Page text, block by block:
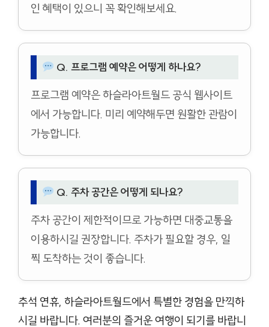
인 혜택이 있으니 꼭 확인해보세요.
Q. 프로그램 예약은 어떻게 하나요?
프로그램 예약은 하슬라아트월드 공식 웹사이트
에서 가능합니다. 미리 예약해두면 원활한 관람이
가능합니다.
Q. 주차 공간은 어떻게 되나요?
주차 공간이 제한적이므로 가능하면 대중교통을
이용하시길 권장합니다. 주차가 필요할 경우, 일
찍 도착하는 것이 좋습니다.
추석 연휴, 하슬라아트월드에서 특별한 경험을 만끽하
시길 바랍니다. 여러분의 즐거운 여행이 되기를 바랍니